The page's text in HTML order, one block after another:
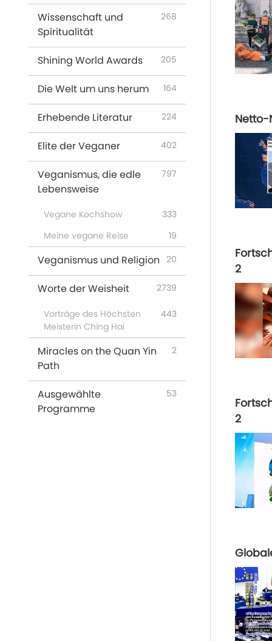
Wissenschaft und
Spiritualität
268
Shining World Awards 205
Die Welt um uns herum 164
Erhebende Literatur 224
Elite der Veganer 402
Veganismus, die edle
Lebensweise
797
Vegane Kochshow
333
Meine vegane Reise
19
Veganismus und Religion 20
Worte der Weisheit 2739
Vorträge des Höchsten
Meisterin Ching Hai
443
Miracles on the Quan Yin
Path
2
Ausgewählte
Programme
53
Netto-
2
2